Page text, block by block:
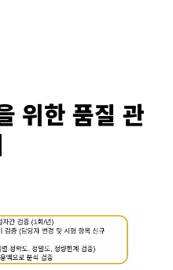
위한 품질 관